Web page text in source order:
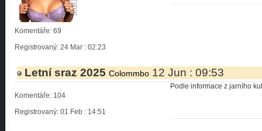
Komentáře: 69
Registrovaný: 24 Mar : 02:23
Letní sraz 2025 Colommbo 12 Jun : 09:53
Komentáře: 104
Registrovaný: 01 Feb : 14:51
Podle informace z jarního